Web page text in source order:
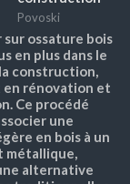
Povoski
sur ossature bois
en plus dans le
construction,
en rénovation et
Ce procédé
une
en bois à un
métallique,
alternative